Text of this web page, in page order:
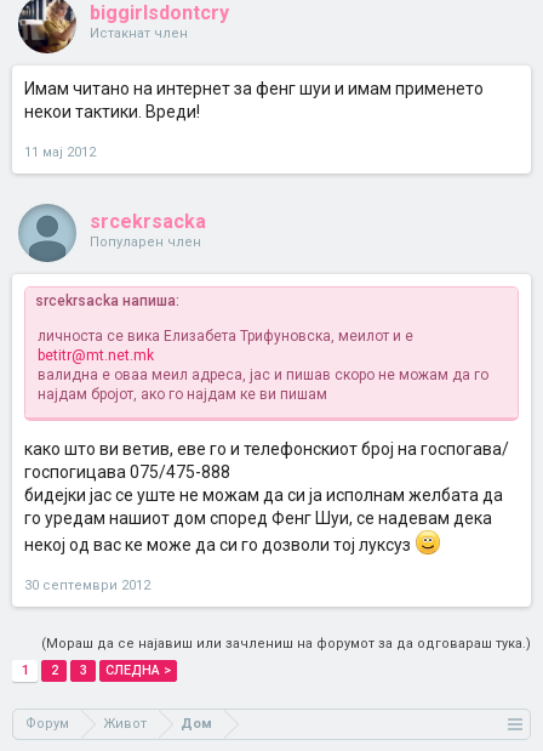
biggirlsdontcry
Истакнат член
Имам читано на интернет за фенг шуи и имам применето
некои тактики. Вреди!
11 мај 2012
srcekrsacka
Популарен член
srcekrsacka напиша:
личноста се вика Елизабета Трифуновска, меилот и е
betitr@mt.net.mk
валидна е оваа меил адреса, јас и пишав скоро не можам да го
најдам бројот, ако го најдам ке ви пишам
како што ви ветив, еве го и телефонскиот број на госпогава/
госпогицава 075/475-888
бидејки јас се уште не можам да си ја исполнам желбата да
го уредам нашиот дом според Фенг Шуи, се надевам дека
некој од вас ке може да си го дозволи тој луксуз
30 септември 2012
(Мораш да се најавиш или зачлениш на форумот за да одговараш тука.)
1
2 3 СЛЕДНА >
Форум Живот Дом